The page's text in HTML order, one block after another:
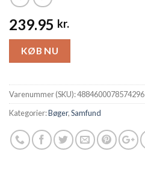
239.95 kr.
KØB NU
Varenummer (SKU):4884600078574296
Kategorier:Bøger,Samfund